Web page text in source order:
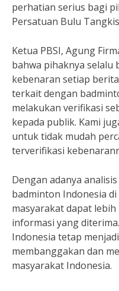
perhatian serius bagi
Persatuan Bulu
Ketua PBSI, Agung
bahwa pihaknya selalu
kebenaran setiap
terkait dengan
melakukan verifikasi
kepada publik. Kami
untuk tidak mudah
terverifikasi
Dengan adanya
badminton Indonesia
masyarakat dapat
informasi yang
Indonesia tetap
membanggakan dan
masyarakat Indonesia.